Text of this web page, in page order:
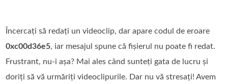
Încercați să redați un videoclip, dar apare codul de eroare
0xc00d36e5, iar mesajul spune că fișierul nu poate fi redat.
Frustrant, nu-i așa? Mai ales când sunteți gata de lucru și
doriți să vă urmăriți videoclipurile. Dar nu vă stresați! Avem